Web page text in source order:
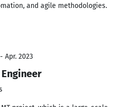
and agile methodologies.
Apr. 2023